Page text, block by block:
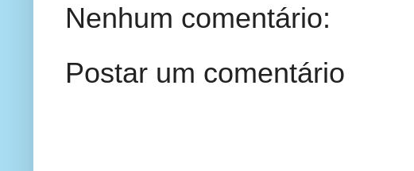
Nenhum comentário:
Postar um comentário